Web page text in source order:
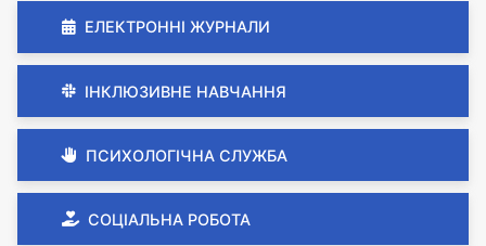
ЕЛЕКТРОННІ ЖУРНАЛИ
ІНКЛЮЗИВНЕ НАВЧАННЯ
ПСИХОЛОГІЧНА СЛУЖБА
СОЦІАЛЬНА РОБОТА